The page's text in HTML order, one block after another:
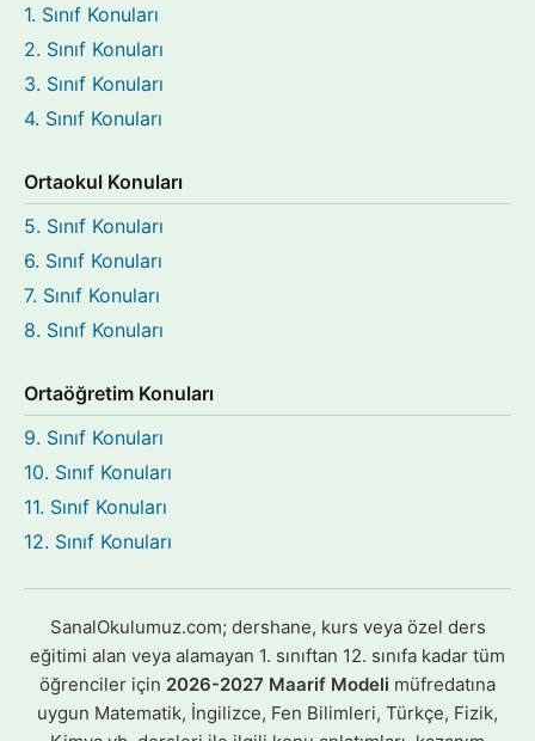
1. Sınıf Konuları
2. Sınıf Konuları
3. Sınıf Konuları
4. Sınıf Konuları
Ortaokul Konuları
5. Sınıf Konuları
6. Sınıf Konuları
7. Sınıf Konuları
8. Sınıf Konuları
Ortaöğretim Konuları
9. Sınıf Konuları
10. Sınıf Konuları
11. Sınıf Konuları
12. Sınıf Konuları
SanalOkulumuz.com; dershane, kurs veya özel ders
eğitimi alan veya alamayan 1. sınıftan 12. sınıfa kadar tüm
öğrenciler için 2026-2027 Maarif Modeli müfredatına
uygun Matematik, İngilizce, Fen Bilimleri, Türkçe, Fizik,